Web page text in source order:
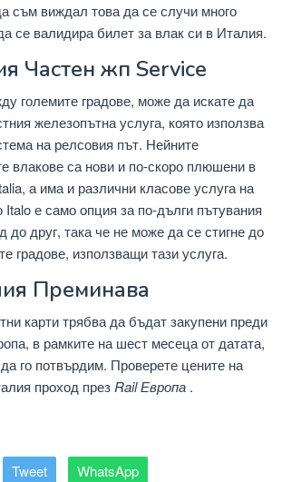
съм виждал това да се случи много
се валидира билет за влак си в Италия.
Частен жп Service
големите градове, може да искате да
железопътна услуга, която използва
на релсовия път. Нейните
влакове са нови и по-скоро плюшени в
а има и различни класове услуга на
е само опция за по-дълги пътувания
до друг, така че не може да се стигне до
градове, използващи тази услуга.
Преминава
карти трябва да бъдат закупени преди
в рамките на шест месеца от датата,
го потвърдим. Проверете цените на
проход през Rail Европа .
Tweet WhatsApp